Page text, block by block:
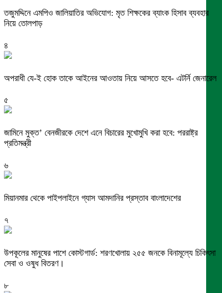
তজুমদ্দিনে এমপিও জালিয়াতির অভিযোগ: মৃত শিক্ষকের ব্যাংক হিসাব ব্যবহার
নিয়ে তোলপাড়
৪
অপরাধী যে-ই হোক তাকে আইনের আওতায় নিয়ে আসতে হবে- এটর্নি জেনারেল
৫
জামিনে মুক্ত’ বেনজীরকে দেশে এনে বিচারের মুখোমুখি করা হবে: পররাষ্ট্র
প্রতিমন্ত্রী
৬
মিয়ানমার থেকে পাইপলাইনে গ্যাস আমদানির প্রস্তাব বাংলাদেশের
৭
উপকূলের মানুষের পাশে কোস্টগার্ড: শরণখোলায় ২৫৫ জনকে বিনামূল্যে চিকিৎসা
সেবা ও ওষুধ বিতরণ।
৮